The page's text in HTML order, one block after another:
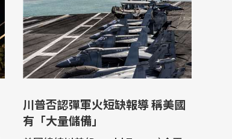
川普否認彈軍火短缺報導 稱美國
有「大量儲備」